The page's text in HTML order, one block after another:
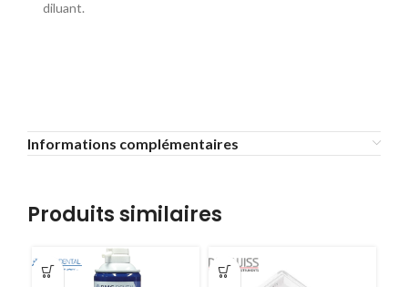
diluant.
Informations complémentaires
Produits similaires